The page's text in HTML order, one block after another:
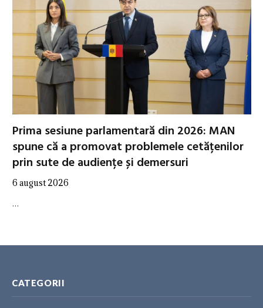
Prima sesiune parlamentară din 2026: MAN
spune că a promovat problemele cetățenilor
prin sute de audiențe și demersuri
6 august 2026
…
CATEGORII